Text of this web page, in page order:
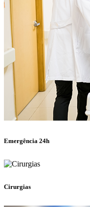
Emergência 24h
Cirurgias